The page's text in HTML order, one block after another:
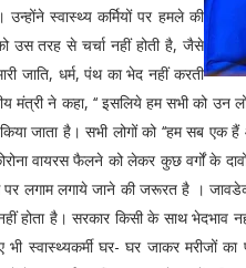
स्वास्थ्य कर्मियों पर हमले की
उस तरह से चर्चा नहीं होती है, जैसे
जाति, धर्म, पंथ का भेद नहीं करती
ने कहा, ‘‘ इसलिये हम सभी को उन
जाता है। सभी लोगों को ‘‘हम सब एक
वायरस फैलने को लेकर कुछ वर्गों के
लगाम लगाये जाने की जरूरत है ।
होता है। सरकार किसी के साथ
स्वास्थ्यकर्मी घर- घर जाकर मरीजों